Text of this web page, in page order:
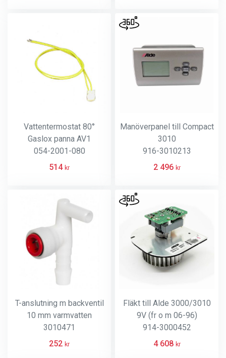
Vattentermostat 80°
Gaslox panna AV1
054-2001-080
514 kr
Manöverpanel till Compact
3010
916-3010213
2 496 kr
T-anslutning m backventil
10 mm varmvatten
3010471
252 kr
Fläkt till Alde 3000/3010
9V (fr o m 06-96)
914-3000452
4 608 kr